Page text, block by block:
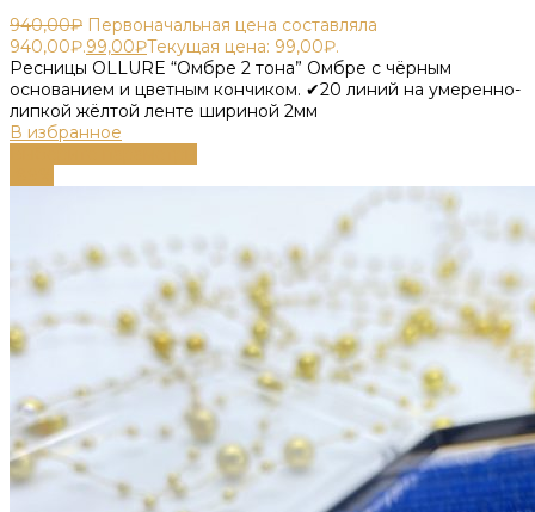
940,00₽ Первоначальная цена составляла
940,00₽.99,00₽Текущая цена: 99,00₽.
Ресницы OLLURE “Омбре 2 тона” Омбре с чёрным
основанием и цветным кончиком. ✔20 линий на умеренно-
липкой жёлтой ленте шириной 2мм
В избранное